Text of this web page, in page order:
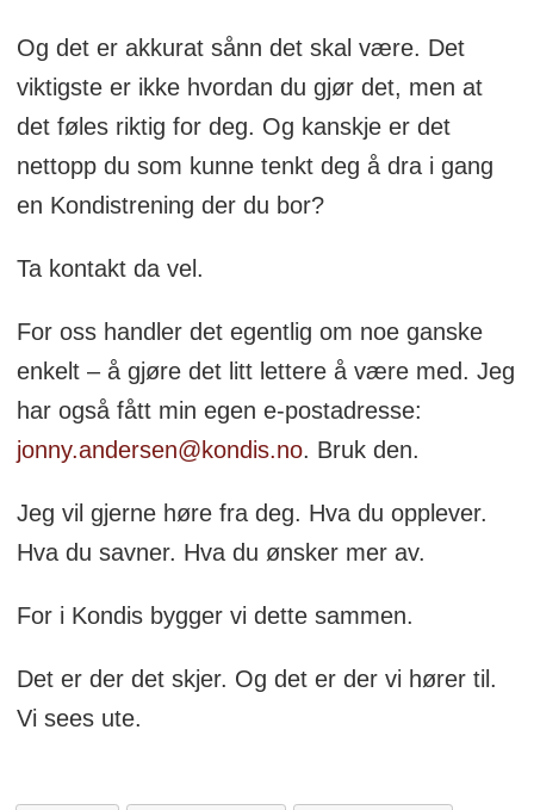
Og det er akkurat sånn det skal være. Det
viktigste er ikke hvordan du gjør det, men at
det føles riktig for deg. Og kanskje er det
nettopp du som kunne tenkt deg å dra i gang
en Kondistrening der du bor?
Ta kontakt da vel.
For oss handler det egentlig om noe ganske
enkelt – å gjøre det litt lettere å være med. Jeg
har også fått min egen e-postadresse:
jonny.andersen@kondis.no. Bruk den.
Jeg vil gjerne høre fra deg. Hva du opplever.
Hva du savner. Hva du ønsker mer av.
For i Kondis bygger vi dette sammen.
Det er der det skjer. Og det er der vi hører til.
Vi sees ute.